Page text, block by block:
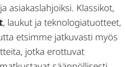
asiakaslahjoiksi. Klassikot,
, laukut ja teknologiatuotteet,
etsimme jatkuvasti myös
jotka erottuvat